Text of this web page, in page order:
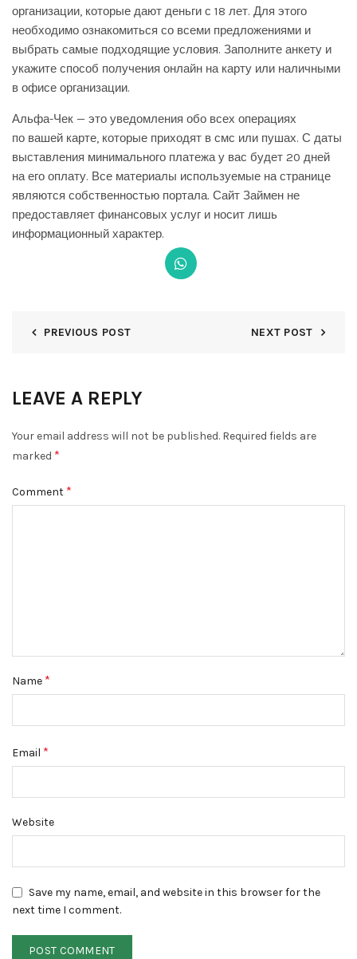
организации, которые дают деньги с 18 лет. Для этого
необходимо ознакомиться со всеми предложениями и
выбрать самые подходящие условия. Заполните анкету и
укажите способ получения онлайн на карту или наличными
в офисе организации.
Альфа-Чек — это уведомления обо всех операциях
по вашей карте, которые приходят в смс или пушах. С даты
выставления минимального платежа у вас будет 20 дней
на его оплату. Все материалы используемые на странице
являются собственностью портала. Сайт Займен не
предоставляет финансовых услуг и носит лишь
информационный характер.
PREVIOUS POST NEXT POST
LEAVE A REPLY
Your email address will not be published. Required fields are
marked *
Comment *
Name *
Email *
Website
Save my name, email, and website in this browser for the
next time I comment.